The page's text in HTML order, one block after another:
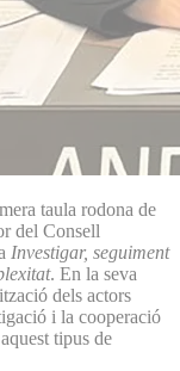
taula rodona de
del Consell
Investigar, seguiment
. En la seva
dels actors
i la cooperació
tipus de